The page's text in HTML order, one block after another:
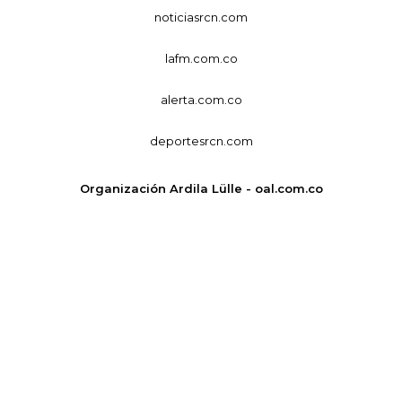
noticiasrcn.com
lafm.com.co
alerta.com.co
deportesrcn.com
Organización Ardila Lülle - oal.com.co